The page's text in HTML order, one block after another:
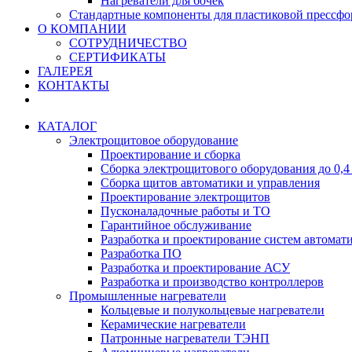
Стандартные компоненты для пластиковой
О КОМПАНИИ
СОТРУДНИЧЕСТВО
СЕРТИФИКАТЫ
ГАЛЕРЕЯ
КОНТАКТЫ
КАТАЛОГ
Электрощитовое оборудование
Проектирование и сборка
Сборка электрощитового оборудования до
Сборка щитов автоматики и управления
Проектирование электрощитов
Пусконаладочные работы и ТО
Гарантийное обслуживание
Разработка и проектирование систем
Разработка ПО
Разработка и проектирование АСУ
Разработка и производство контроллеров
Промышленные нагреватели
Кольцевые и полукольцевые нагреватели
Керамические нагреватели
Патронные нагреватели ТЭНП